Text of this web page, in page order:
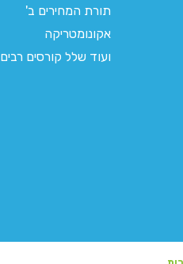
תורת המחירים ב'
אקונומטריקה
ועוד שלל קורסים רבים